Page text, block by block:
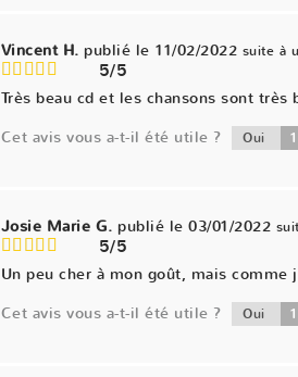
Vincent H. publié le 11/02/2022 suite à
5/5
Très beau cd et les chansons sont très
Cet avis vous a-t-il été utile ?
Oui 1
Josie Marie G. publié le 03/01/2022
5/5
Un peu cher à mon goût, mais
Cet avis vous a-t-il été utile ?
Oui 1